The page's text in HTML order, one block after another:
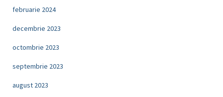
februarie 2024
decembrie 2023
octombrie 2023
septembrie 2023
august 2023